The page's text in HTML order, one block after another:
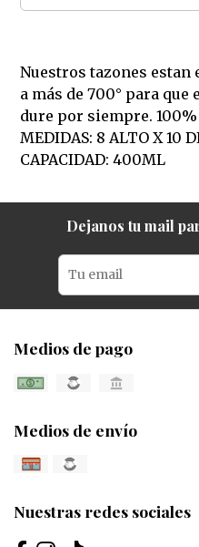
Nuestros tazones estan
a más de 700° para que
dure por siempre.
MEDIDAS: 8 ALTO X 10
CAPACIDAD: 400ML
Dejanos tu mail
Medios de pago
Medios de envío
Nuestras redes sociales